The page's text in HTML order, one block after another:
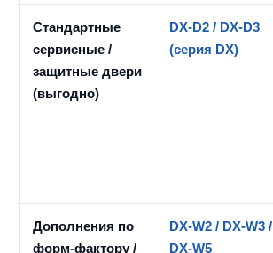
Стандартные
сервисные /
защитные двери
(выгодно)
DX-D2 / DX-D3
(серия DX)
Дополнения по
форм-фактору /
DX-W2 / DX-W3 /
DX-W5